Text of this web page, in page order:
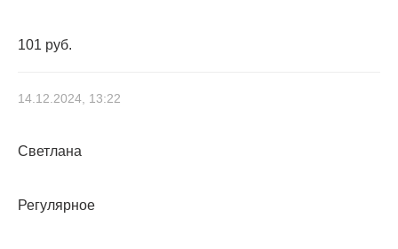
101 руб.
14.12.2024, 13:22
Светлана
Регулярное